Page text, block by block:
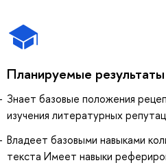
Планируемые
Знает базовые положения
изучения литературных
Владеет базовыми навыками
текста Имеет навыки